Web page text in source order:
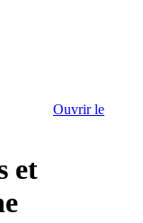
Ouvrir le
et